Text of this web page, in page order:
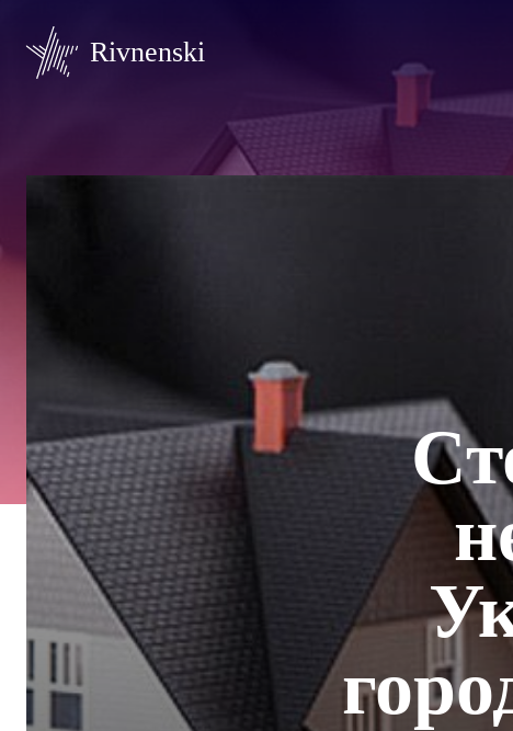
Rivnenski